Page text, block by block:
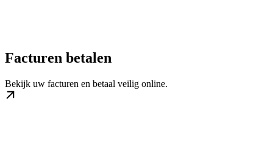
Facturen betalen
Bekijk uw facturen en betaal veilig online.